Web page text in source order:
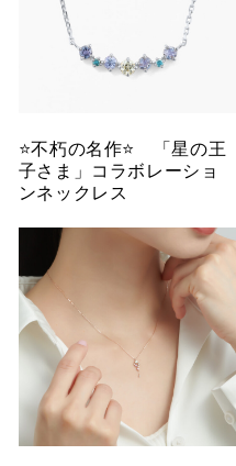
⭐️不朽の名作⭐️ 「星の王
子さま」コラボレーショ
ンネックレス